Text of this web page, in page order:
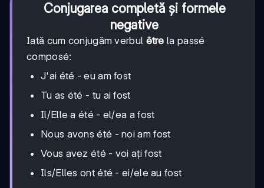
Conjugarea completă și formele
negative
Iată cum conjugăm verbul être la passé
composé:
J'ai été - eu am fost
Tu as été - tu ai fost
Il/Elle a été - el/ea a fost
Nous avons été - noi am fost
Vous avez été - voi ați fost
Ils/Elles ont été - ei/ele au fost